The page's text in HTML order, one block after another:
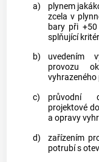
a)
plynem
zcela v
bary při +50
splňující
b)
uvedením
provozu
vyhrazeného
c)
průvodní
projektové
a opravy
d)
zařízením
potrubí s